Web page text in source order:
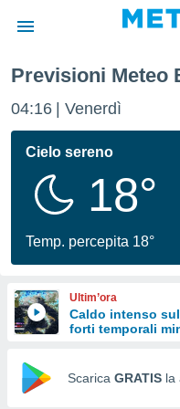
di
per
le
di
Web
Previsioni Meteo
04:16 Venerdì
Cielo sereno
18°
Temp. percepita 18°
Ultim’ora
Caldo intenso
forti temporali
Scarica GRATIS la